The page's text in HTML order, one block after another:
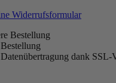
Widerrufsformular
dank SSL-